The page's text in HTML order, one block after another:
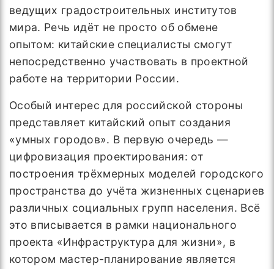
ведущих градостроительных институтов
мира. Речь идёт не просто об обмене
опытом: китайские специалисты смогут
непосредственно участвовать в проектной
работе на территории России.
Особый интерес для российской стороны
представляет китайский опыт создания
«умных городов». В первую очередь —
цифровизация проектирования: от
построения трёхмерных моделей городского
пространства до учёта жизненных сценариев
различных социальных групп населения. Всё
это вписывается в рамки национального
проекта «Инфраструктура для жизни», в
котором мастер-планирование является